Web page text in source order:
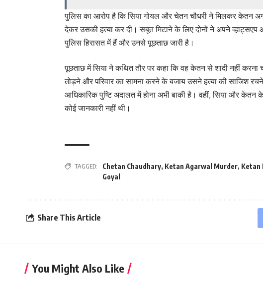
पुलिस का आरोप है कि सिया गोयल और चेतन चौधरी ने मिलकर केतन
देकर उसकी हत्या कर दी। सबूत मिटाने के लिए दोनों ने अपने व्हाट्सएप
पुलिस हिरासत में हैं और उनसे पूछताछ जारी है।
पूछताछ में सिया ने कथित तौर पर कहा कि वह केतन से शादी नहीं
तोड़ने और परिवार का सामना करने के बजाय उसने हत्या की साजिश
आधिकारिक पुष्टि अदालत में होना अभी बाकी है। वहीं, सिया और केतन
कोई जानकारी नहीं थी।
TAGGED: Chetan Chaudhary, Ketan Agarwal Murder, Ketan
Goyal
Share This Article
You Might Also Like